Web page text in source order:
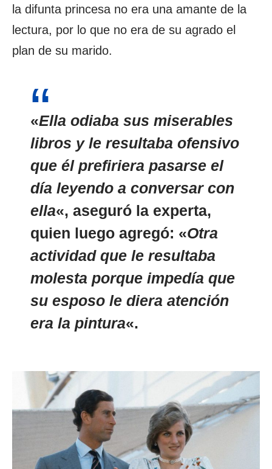
la difunta princesa no era una amante de la
lectura, por lo que no era de su agrado el
plan de su marido.
«Ella odiaba sus miserables
libros y le resultaba ofensivo
que él prefiriera pasarse el
día leyendo a conversar con
ella«, aseguró la experta,
quien luego agregó: «Otra
actividad que le resultaba
molesta porque impedía que
su esposo le diera atención
era la pintura«.